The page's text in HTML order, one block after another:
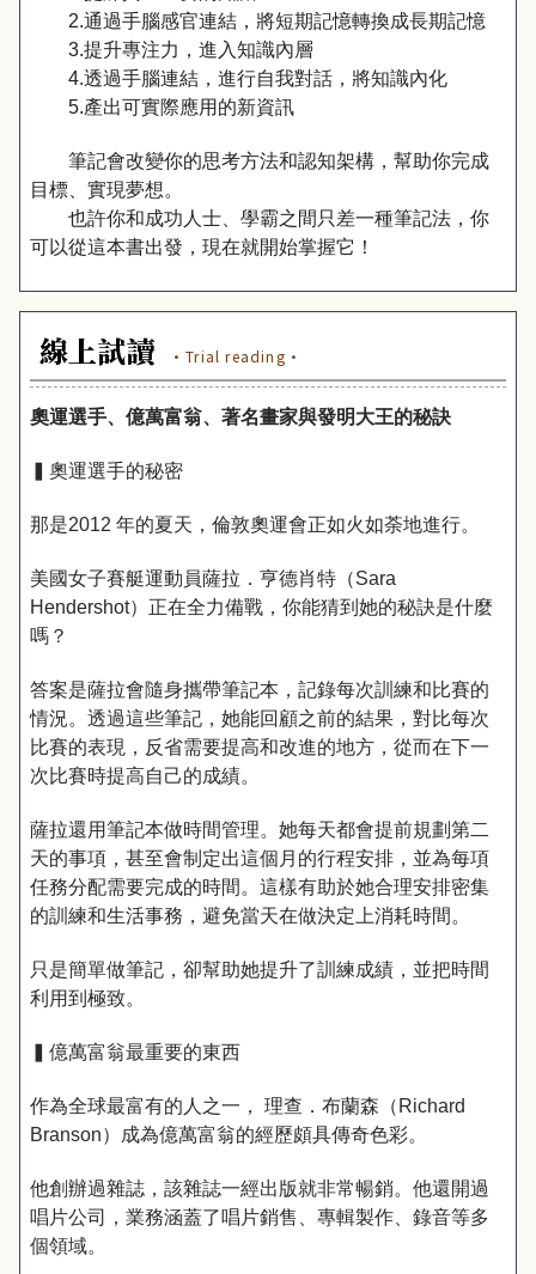
2.通過手腦感官連結，將短期記憶轉換成長期記憶
3.提升專注力，進入知識內層
4.透過手腦連結，進行自我對話，將知識內化
5.產出可實際應用的新資訊
筆記會改變你的思考方法和認知架構，幫助你完成
目標、實現夢想。
也許你和成功人士、學霸之間只差一種筆記法，你
可以從這本書出發，現在就開始掌握它！
線上試讀 ·Trial reading·
奧運選手、億萬富翁、著名畫家與發明大王的秘訣
▍奧運選手的秘密
那是2012 年的夏天，倫敦奧運會正如火如荼地進行。
美國女子賽艇運動員薩拉．亨德肖特（Sara
Hendershot）正在全力備戰，你能猜到她的秘訣是什麼
嗎？
答案是薩拉會隨身攜帶筆記本，記錄每次訓練和比賽的
情況。透過這些筆記，她能回顧之前的結果，對比每次
比賽的表現，反省需要提高和改進的地方，從而在下一
次比賽時提高自己的成績。
薩拉還用筆記本做時間管理。她每天都會提前規劃第二
天的事項，甚至會制定出這個月的行程安排，並為每項
任務分配需要完成的時間。這樣有助於她合理安排密集
的訓練和生活事務，避免當天在做決定上消耗時間。
只是簡單做筆記，卻幫助她提升了訓練成績，並把時間
利用到極致。
▍億萬富翁最重要的東西
作為全球最富有的人之一， 理查．布蘭森（Richard
Branson）成為億萬富翁的經歷頗具傳奇色彩。
他創辦過雜誌，該雜誌一經出版就非常暢銷。他還開過
唱片公司，業務涵蓋了唱片銷售、專輯製作、錄音等多
個領域。